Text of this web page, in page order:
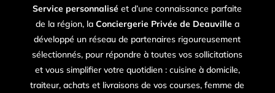
Service personnaliséet d’une connaissance parfaite
de la région, la Conciergerie Privée de Deauvillea
développé un réseau de partenaires rigoureusement
sélectionnés, pour répondre à toutes vos sollicitations
et vous simplifier votre quotidien : cuisine à domicile,
traiteur, achats et livraisons de vos courses, femme de